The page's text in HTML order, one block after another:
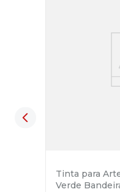
Tinta para
Verde